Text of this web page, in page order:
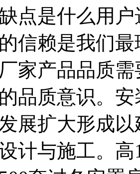
点是什么用
信赖是我们
家产品品质
品质意识。
展扩大形成
计与施工。